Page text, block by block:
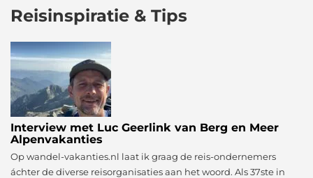
Reisinspiratie & Tips
Interview met Luc Geerlink van Berg en Meer
Alpenvakanties
Op wandel-vakanties.nl laat ik graag de reis-ondernemers
áchter de diverse reisorganisaties aan het woord. Als 37ste in